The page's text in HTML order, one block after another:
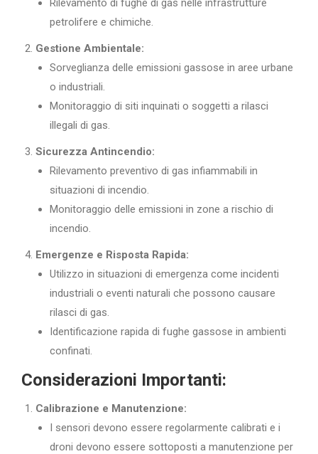
Rilevamento di fughe di gas nelle infrastrutture
petrolifere e chimiche.
Gestione Ambientale:
Sorveglianza delle emissioni gassose in aree urbane
o industriali.
Monitoraggio di siti inquinati o soggetti a rilasci
illegali di gas.
Sicurezza Antincendio:
Rilevamento preventivo di gas infiammabili in
situazioni di incendio.
Monitoraggio delle emissioni in zone a rischio di
incendio.
Emergenze e Risposta Rapida:
Utilizzo in situazioni di emergenza come incidenti
industriali o eventi naturali che possono causare
rilasci di gas.
Identificazione rapida di fughe gassose in ambienti
confinati.
Considerazioni Importanti:
Calibrazione e Manutenzione:
I sensori devono essere regolarmente calibrati e i
droni devono essere sottoposti a manutenzione per